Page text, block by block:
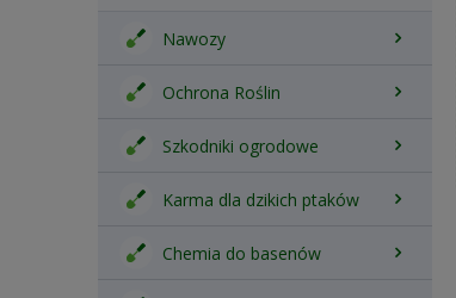
Nawozy
Ochrona Roślin
Szkodniki ogrodowe
Karma dla dzikich ptaków
Chemia do basenów